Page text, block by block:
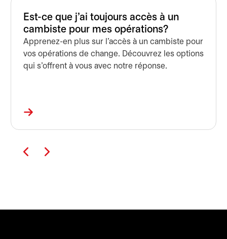
Est-ce que j’ai toujours accès à un
cambiste pour mes opérations?
Apprenez-en plus sur l’accès à un cambiste pour
vos opérations de change. Découvrez les options
qui s'offrent à vous avec notre réponse.